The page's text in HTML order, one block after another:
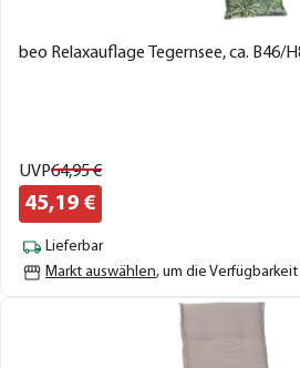
beo Relaxauflage Tegernsee, ca. B46/
UVP64,95€
45,19 €
Lieferbar
Markt auswählen, um die